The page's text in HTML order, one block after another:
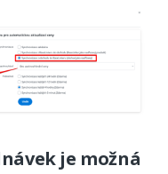
je možná